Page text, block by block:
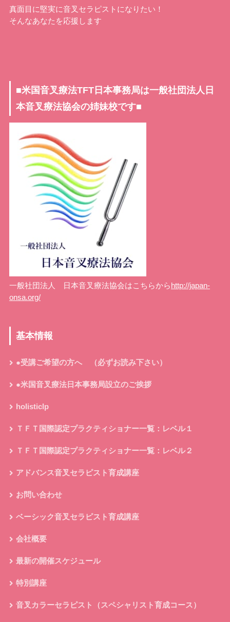
真面目に堅実に音叉セラピストになりたい！
そんなあなたを応援します
■米国音叉療法TFT日本事務局は一般社団法人日
本音叉療法協会の姉妹校です■
一般社団法人 日本音叉療法協会はこちらから http://japan-
onsa.org/
基本情報
●受講ご希望の方へ （必ずお読み下さい）
●米国音叉療法日本事務局設立のご挨拶
holisticlp
ＴＦＴ国際認定プラクティショナー一覧：レベル１
ＴＦＴ国際認定プラクティショナー一覧：レベル２
アドバンス音叉セラピスト育成講座
お問い合わせ
ベーシック音叉セラピスト育成講座
会社概要
最新の開催スケジュール
特別講座
音叉カラーセラピスト（スペシャリスト育成コース）